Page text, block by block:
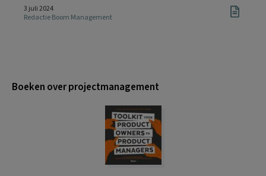
3 juli 2024
Redactie Boom Management
Boeken over projectmanagement